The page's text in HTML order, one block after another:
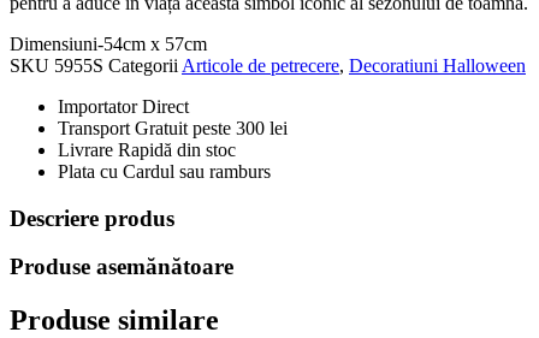
Dimensiuni-54cm x 57cm
SKU 5955S Categorii Articole de petrecere, Decoratiuni Halloween
Importator Direct
Transport Gratuit peste 300 lei
Livrare Rapidă din stoc
Plata cu Cardul sau ramburs
Descriere produs
Produse asemănătoare
Produse similare